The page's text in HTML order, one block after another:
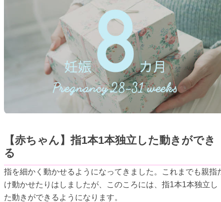
【赤ちゃん】指1本1本独立した動きができ
る
指を細かく動かせるようになってきました。これまでも親指
け動かせたりはしましたが、このころには、指1本1本独立し
た動きができるようになります。